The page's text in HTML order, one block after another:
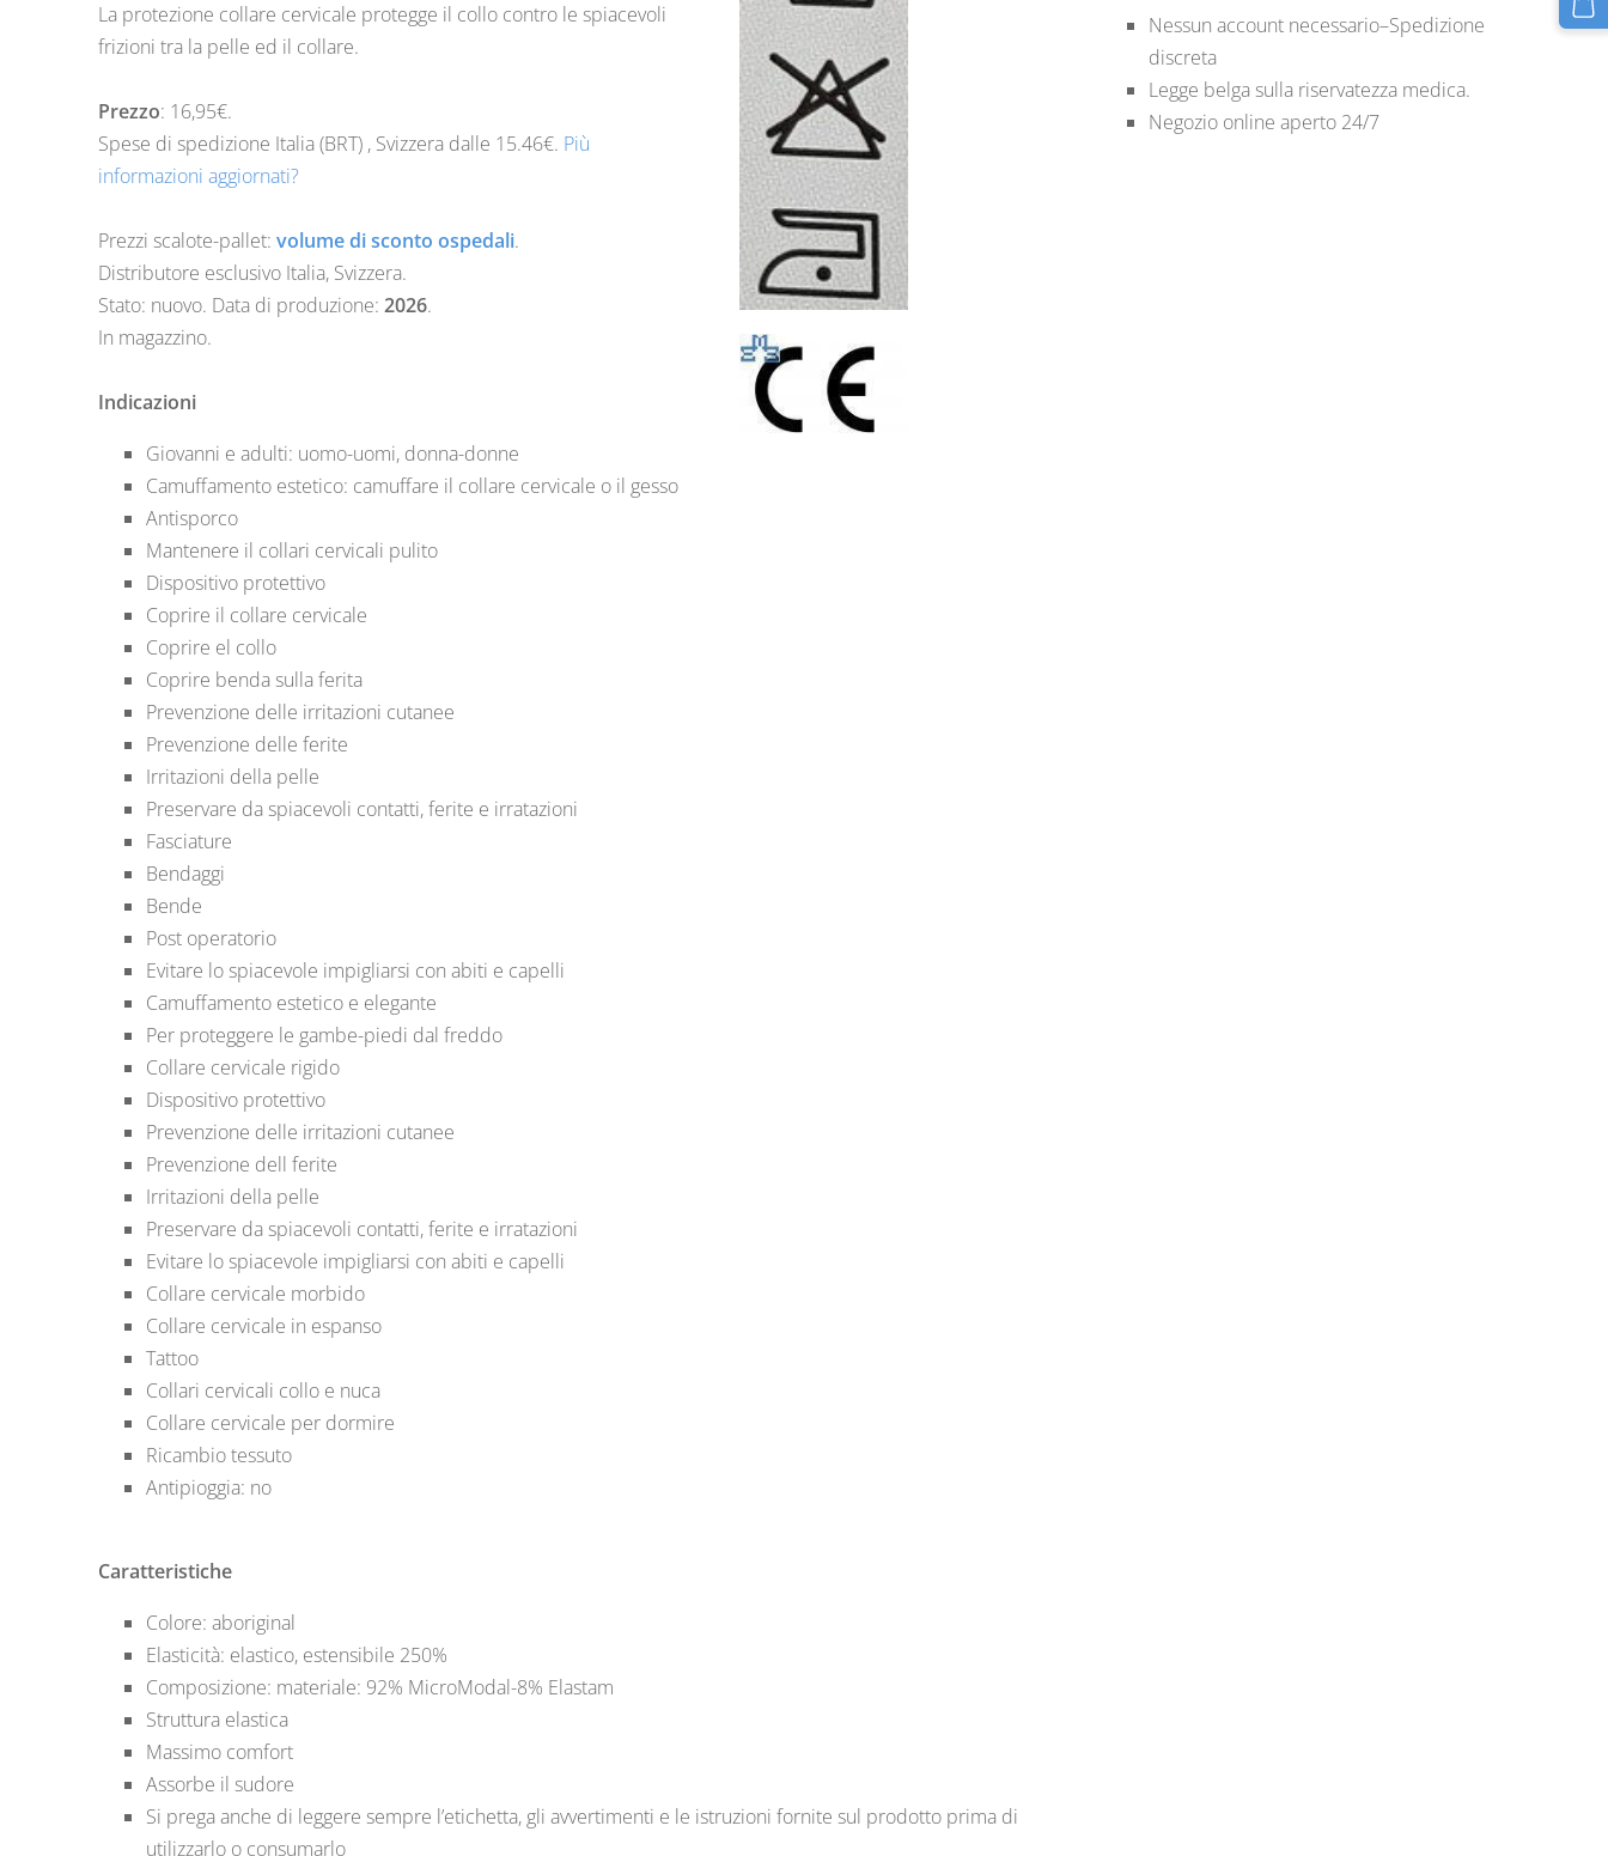
Nessun account necessario–Spedizione
discreta
Legge belga sulla riservatezza medica.
Negozio online aperto 24/7
La protezione collare cervicale protegge il collo contro le spiacevoli
frizioni tra la pelle ed il collare.
Prezzo: 16,95€.
Spese di spedizione Italia (BRT) , Svizzera dalle 15.46€. Più
informazioni aggiornati?
Prezzi scalote-pallet: volume di sconto ospedali.
Distributore esclusivo Italia, Svizzera.
Stato: nuovo. Data di produzione: 2026.
In magazzino.
Indicazioni
Giovanni e adulti: uomo-uomi, donna-donne
Camuffamento estetico: camuffare il collare cervicale o il gesso
Antisporco
Mantenere il collari cervicali pulito
Dispositivo protettivo
Coprire il collare cervicale
Coprire el collo
Coprire benda sulla ferita
Prevenzione delle irritazioni cutanee
Prevenzione delle ferite
Irritazioni della pelle
Preservare da spiacevoli contatti, ferite e irratazioni
Fasciature
Bendaggi
Bende
Post operatorio
Evitare lo spiacevole impigliarsi con abiti e capelli
Camuffamento estetico e elegante
Per proteggere le gambe-piedi dal freddo
Collare cervicale rigido
Dispositivo protettivo
Prevenzione delle irritazioni cutanee
Prevenzione dell ferite
Irritazioni della pelle
Preservare da spiacevoli contatti, ferite e irratazioni
Evitare lo spiacevole impigliarsi con abiti e capelli
Collare cervicale morbido
Collare cervicale in espanso
Tattoo
Collari cervicali collo e nuca
Collare cervicale per dormire
Ricambio tessuto
Antipioggia: no
Caratteristiche
Colore: aboriginal
Elasticità: elastico, estensibile 250%
Composizione: materiale: 92% MicroModal-8% Elastam
Struttura elastica
Massimo comfort
Assorbe il sudore
Si prega anche di leggere sempre l’etichetta, gli avvertimenti e le istruzioni fornite sul prodotto prima di
utilizzarlo o consumarlo